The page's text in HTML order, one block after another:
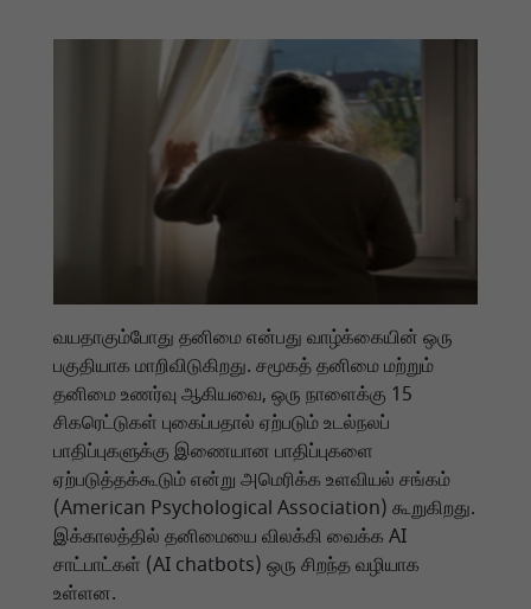
வயதாகும்போது தனிமை என்பது வாழ்க்கையின் ஒரு
பகுதியாக மாறிவிடுகிறது. சமூகத் தனிமை மற்றும்
தனிமை உணர்வு ஆகியவை, ஒரு நாளைக்கு 15
சிகரெட்டுகள் புகைப்பதால் ஏற்படும் உடல்நலப்
பாதிப்புகளுக்கு இணையான பாதிப்புகளை
ஏற்படுத்தக்கூடும் என்று அமெரிக்க உளவியல் சங்கம்
(American Psychological Association) கூறுகிறது.
இக்காலத்தில் தனிமையை விலக்கி வைக்க AI
சாட்பாட்கள் (AI chatbots) ஒரு சிறந்த வழியாக
உள்ளன.